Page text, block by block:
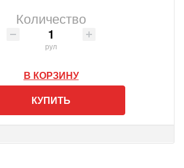
Количество
рул
В КОРЗИНУ
КУПИТЬ